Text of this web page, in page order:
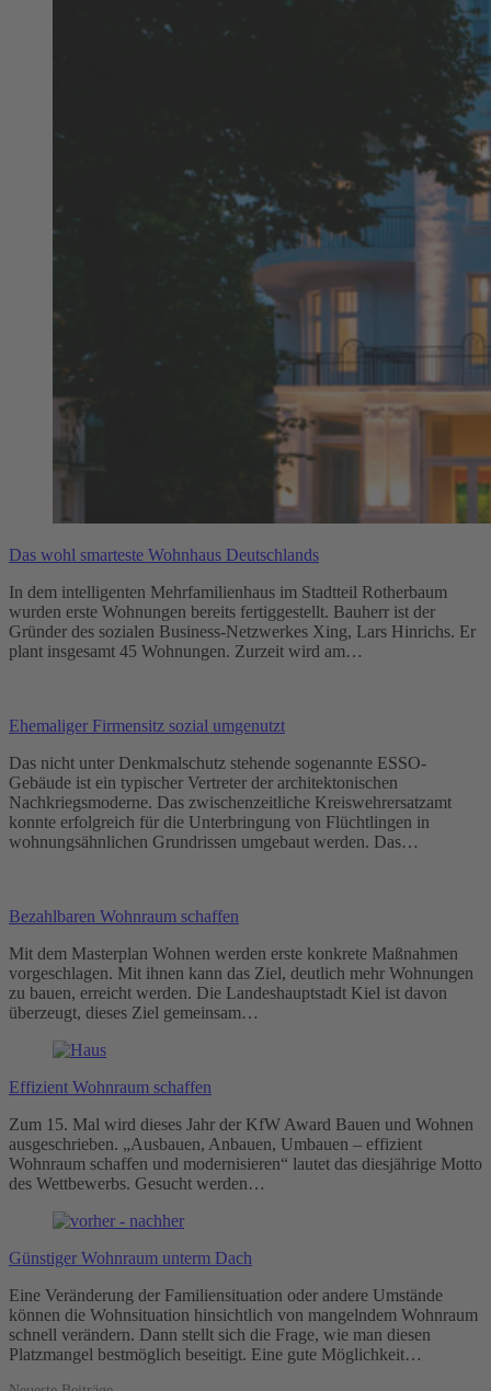
Das wohl smarteste Wohnhaus Deutschlands
In dem intelligenten Mehrfamilienhaus im Stadtteil Rotherbaum
wurden erste Wohnungen bereits fertiggestellt. Bauherr ist der
Gründer des sozialen Business-Netzwerkes Xing, Lars Hinrichs. Er
plant insgesamt 45 Wohnungen. Zurzeit wird am…
Ehemaliger Firmensitz sozial umgenutzt
Das nicht unter Denkmalschutz stehende sogenannte ESSO-
Gebäude ist ein typischer Vertreter der architektonischen
Nachkriegsmoderne. Das zwischenzeitliche Kreiswehrersatzamt
konnte erfolgreich für die Unterbringung von Flüchtlingen in
wohnungsähnlichen Grundrissen umgebaut werden. Das…
Bezahlbaren Wohnraum schaffen
Mit dem Masterplan Wohnen werden erste konkrete Maßnahmen
vorgeschlagen. Mit ihnen kann das Ziel, deutlich mehr Wohnungen
zu bauen, erreicht werden. Die Landeshauptstadt Kiel ist davon
überzeugt, dieses Ziel gemeinsam…
Effizient Wohnraum schaffen
Zum 15. Mal wird dieses Jahr der KfW Award Bauen und Wohnen
ausgeschrieben. „Ausbauen, Anbauen, Umbauen – effizient
Wohnraum schaffen und modernisieren“ lautet das diesjährige Motto
des Wettbewerbs. Gesucht werden…
Günstiger Wohnraum unterm Dach
Eine Veränderung der Familiensituation oder andere Umstände
können die Wohnsituation hinsichtlich von mangelndem Wohnraum
schnell verändern. Dann stellt sich die Frage, wie man diesen
Platzmangel bestmöglich beseitigt. Eine gute Möglichkeit…